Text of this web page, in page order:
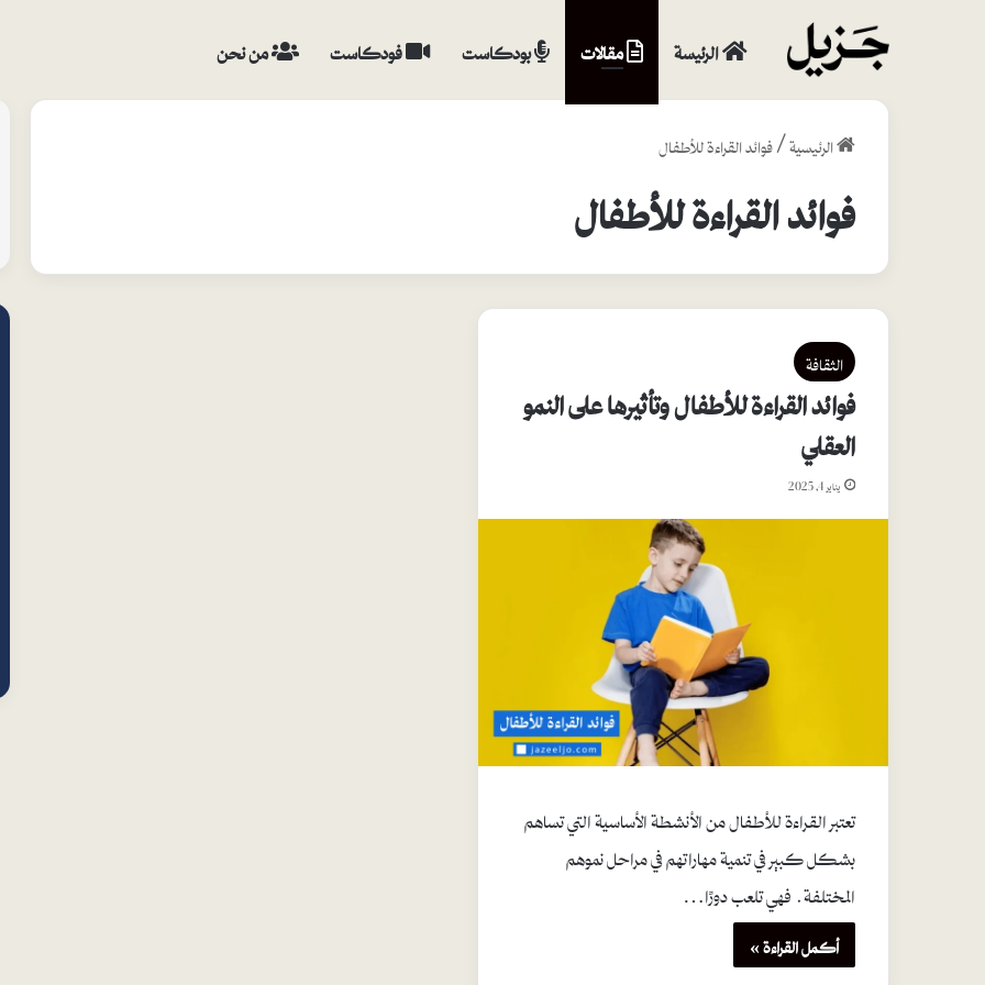
الرئيسة مقالات بودكاست فودكاست من نحن
الرئيسية/فوائد القراءة للأطفال
فوائد القراءة للأطفال
الثقافة
فوائد القراءة للأطفال وتأثيرها على النمو
العقلي
يناير 4, 2025
تعتبر القراءة للأطفال من الأنشطة الأساسية التي تساهم
بشكل كبير في تنمية مهاراتهم في مراحل نموهم
المختلفة. فهي تلعب دورًا…
أكمل القراءة »